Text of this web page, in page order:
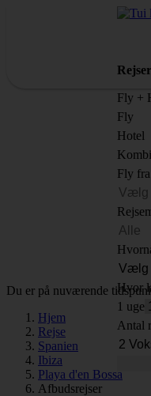
Rejser
Fly +
Fly
Hotel
Fly fra
Hvor
1 uge
Antal
Du er på nuværende
Hjem
Rejse
Spanien
Ibiza
Playa d'en Bossa
Afbudsrejser